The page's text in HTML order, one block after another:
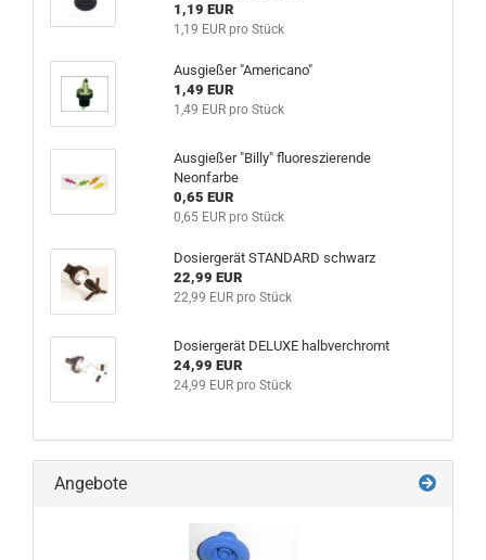
1,19 EUR
1,19 EUR pro Stück
Ausgießer "Americano"
1,49 EUR
1,49 EUR pro Stück
Ausgießer "Billy" fluoreszierende
Neonfarbe
0,65 EUR
0,65 EUR pro Stück
Dosiergerät STANDARD schwarz
22,99 EUR
22,99 EUR pro Stück
Dosiergerät DELUXE halbverchromt
24,99 EUR
24,99 EUR pro Stück
Angebote